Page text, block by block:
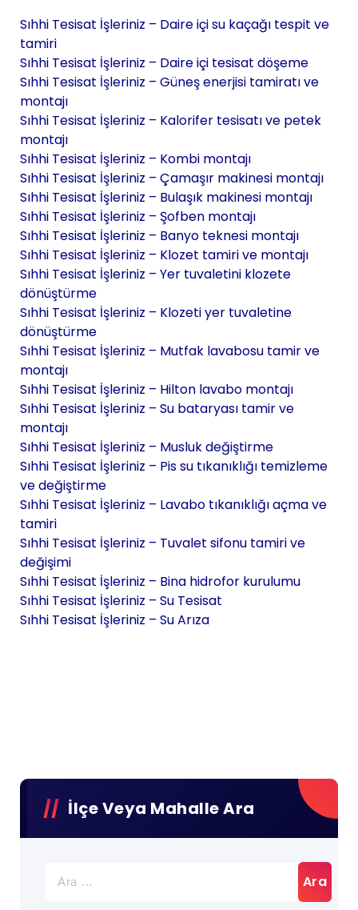
Sıhhi Tesisat İşleriniz – Daire içi su kaçağı tespit ve
tamiri
Sıhhi Tesisat İşleriniz – Daire içi tesisat döşeme
Sıhhi Tesisat İşleriniz – Güneş enerjisi tamiratı ve
montajı
Sıhhi Tesisat İşleriniz – Kalorifer tesisatı ve petek
montajı
Sıhhi Tesisat İşleriniz – Kombi montajı
Sıhhi Tesisat İşleriniz – Çamaşır makinesi montajı
Sıhhi Tesisat İşleriniz – Bulaşık makinesi montajı
Sıhhi Tesisat İşleriniz – Şofben montajı
Sıhhi Tesisat İşleriniz – Banyo teknesi montajı
Sıhhi Tesisat İşleriniz – Klozet tamiri ve montajı
Sıhhi Tesisat İşleriniz – Yer tuvaletini klozete
dönüştürme
Sıhhi Tesisat İşleriniz – Klozeti yer tuvaletine
dönüştürme
Sıhhi Tesisat İşleriniz – Mutfak lavabosu tamir ve
montajı
Sıhhi Tesisat İşleriniz – Hilton lavabo montajı
Sıhhi Tesisat İşleriniz – Su bataryası tamir ve
montajı
Sıhhi Tesisat İşleriniz – Musluk değiştirme
Sıhhi Tesisat İşleriniz – Pis su tıkanıklığı temizleme
ve değiştirme
Sıhhi Tesisat İşleriniz – Lavabo tıkanıklığı açma ve
tamiri
Sıhhi Tesisat İşleriniz – Tuvalet sifonu tamiri ve
değişimi
Sıhhi Tesisat İşleriniz – Bina hidrofor kurulumu
Sıhhi Tesisat İşleriniz – Su Tesisat
Sıhhi Tesisat İşleriniz – Su Arıza
İlçe Veya Mahalle Ara